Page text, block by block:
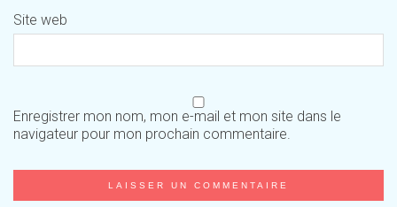
Site web
Enregistrer mon nom, mon e-mail et mon site dans le
navigateur pour mon prochain commentaire.